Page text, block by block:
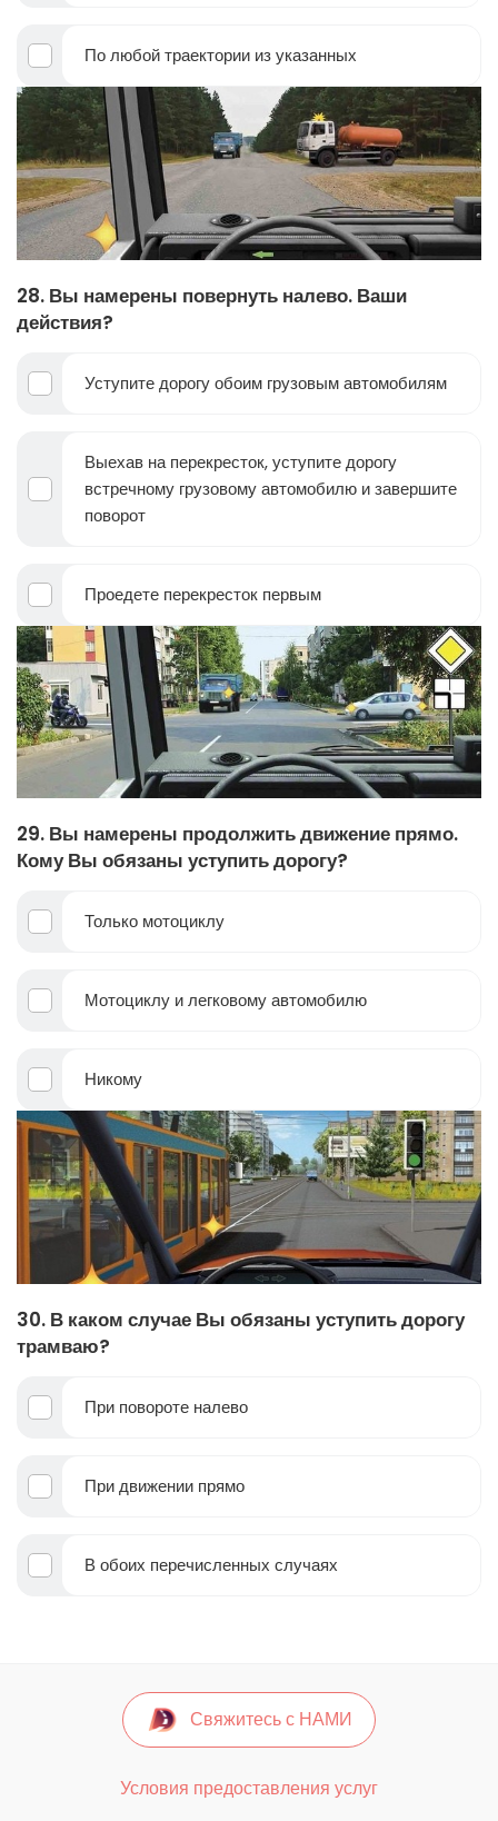
По любой траектории из указанных
28. Вы намерены повернуть налево. Ваши
действия?
Уступите дорогу обоим грузовым автомобилям
Выехав на перекресток, уступите дорогу
встречному грузовому автомобилю и завершите
поворот
Проедете перекресток первым
29. Вы намерены продолжить движение прямо.
Кому Вы обязаны уступить дорогу?
Только мотоциклу
Мотоциклу и легковому автомобилю
Никому
30. В каком случае Вы обязаны уступить дорогу
трамваю?
При повороте налево
При движении прямо
В обоих перечисленных случаях
Свяжитесь с НАМИ
Условия предоставления услуг